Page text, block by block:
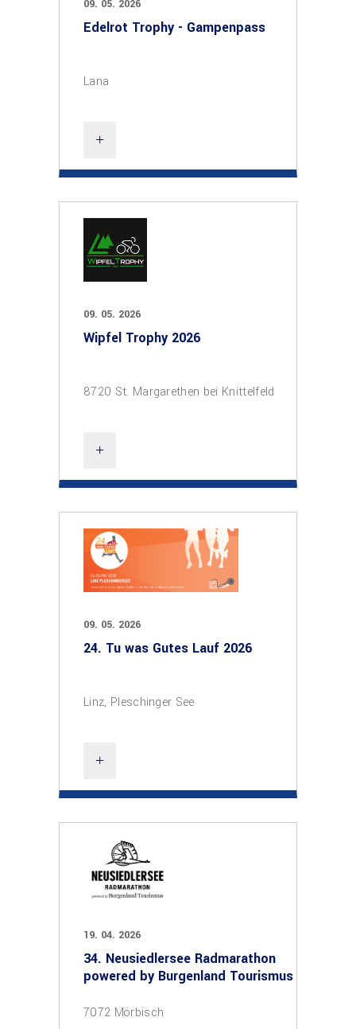
09. 05. 2026
Edelrot Trophy - Gampenpass
Lana
09. 05. 2026
Wipfel Trophy 2026
8720 St. Margarethen bei Knittelfeld
09. 05. 2026
24. Tu was Gutes Lauf 2026
Linz, Pleschinger See
19. 04. 2026
34. Neusiedlersee Radmarathon
powered by Burgenland Tourismus
7072 Mörbisch